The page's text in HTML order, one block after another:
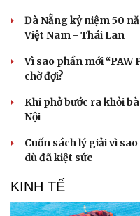
Sức khỏe
Dinh dưỡng - món ngon
Đà Nẵng kỷ niệm 50
Việt Nam - Thái Lan
Vì sao phần mới
chờ đợi?
Khi phở bước ra khỏi
Nội
Cuốn sách lý giải vì
dù đã kiệt sức
KINH TẾ